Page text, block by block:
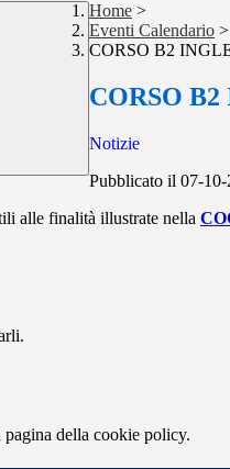
Home >
Eventi Calendario >
CORSO B2
CORSO B2
Notizie
Pubblicato il 07-10-
alle finalità illustrate nella
pagina della cookie policy.